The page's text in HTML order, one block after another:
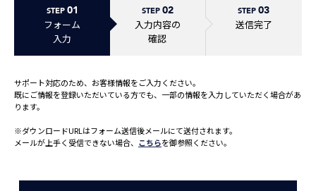
STEP 01
フォーム
入力
STEP 02
入力内容の
確認
STEP 03
送信完了
サポート対応のため、お客様情報をご入力ください。
既にご情報を登録いただいている方でも、一部の情報を入力していただく場合があ
ります。
※ダウンロードURLはフォーム送信後メールにて送付されます。
メールが上手く受信できない場合、 こちらを御参照ください。